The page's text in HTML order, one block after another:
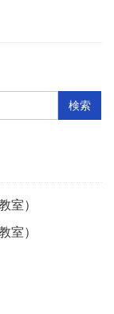
室）
室）